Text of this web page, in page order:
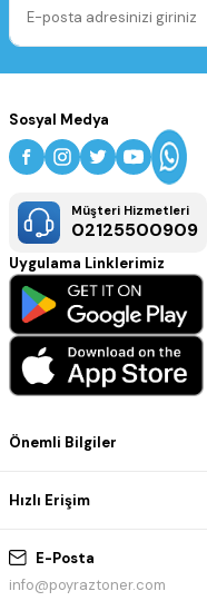
E-Posta
info@poyraztoner.com
Önemli Bilgiler
Hızlı Erişim
Sosyal Medya
Müşteri Hizmetleri
02125500909
Uygulama Linklerimiz